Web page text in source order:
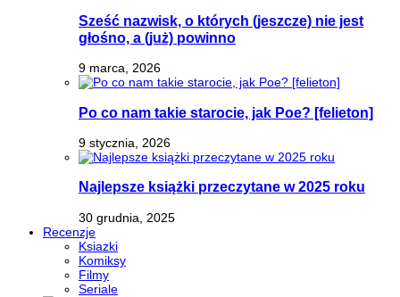
Sześć nazwisk, o których (jeszcze) nie jest
głośno, a (już) powinno
9 marca, 2026
Po co nam takie starocie, jak Poe? [felieton]
9 stycznia, 2026
Najlepsze książki przeczytane w 2025 roku
30 grudnia, 2025
Recenzje
Ksiazki
Komiksy
Filmy
Seriale